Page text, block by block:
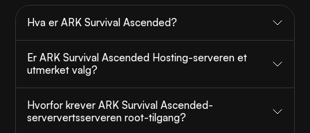
Hva er ARK Survival Ascended?
Er ARK Survival Ascended Hosting-serveren et
utmerket valg?
Hvorfor krever ARK Survival Ascended-
serververtsserveren root-tilgang?